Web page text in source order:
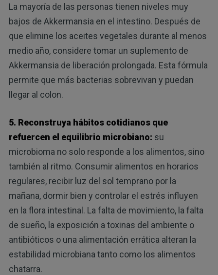
La mayoría de las personas tienen niveles muy
bajos de Akkermansia en el intestino. Después de
que elimine los aceites vegetales durante al menos
medio año, considere tomar un suplemento de
Akkermansia de liberación prolongada. Esta fórmula
permite que más bacterias sobrevivan y puedan
llegar al colon.
5. Reconstruya hábitos cotidianos que
refuercen el equilibrio microbiano: su
microbioma no solo responde a los alimentos, sino
también al ritmo. Consumir alimentos en horarios
regulares, recibir luz del sol temprano por la
mañana, dormir bien y controlar el estrés influyen
en la flora intestinal. La falta de movimiento, la falta
de sueño, la exposición a toxinas del ambiente o
antibióticos o una alimentación errática alteran la
estabilidad microbiana tanto como los alimentos
chatarra.